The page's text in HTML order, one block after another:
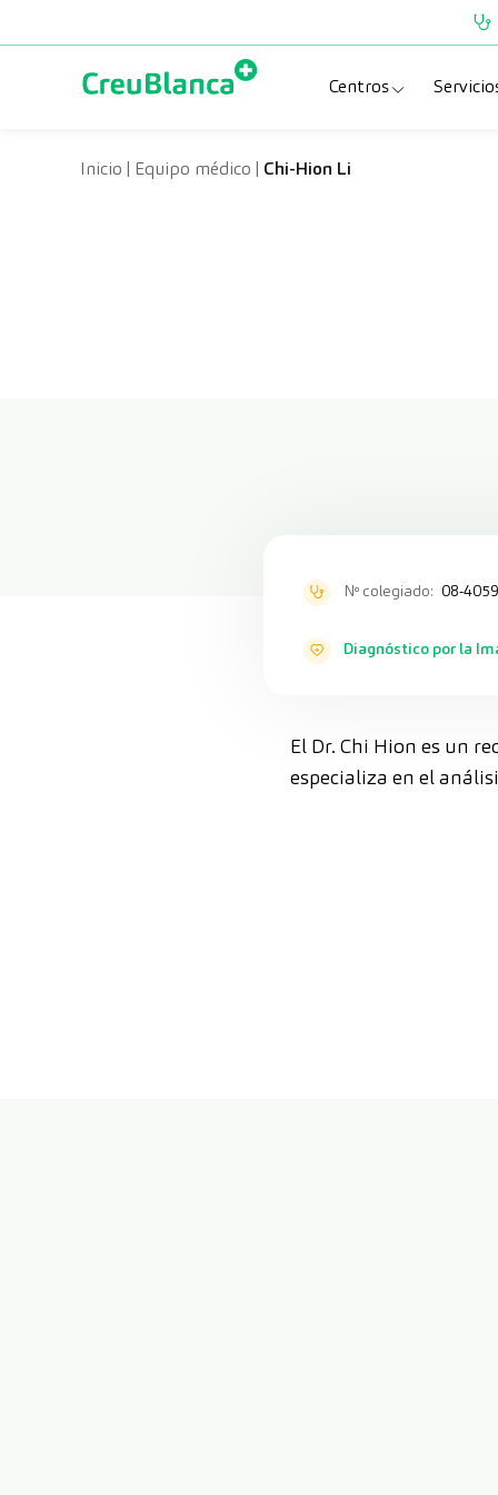
Centros
Inicio | Equipo médico | Chi-Hion Li
Nº colegiado: 08-
Diagnóstico por la
El Dr. Chi Hion es un
especializa en el